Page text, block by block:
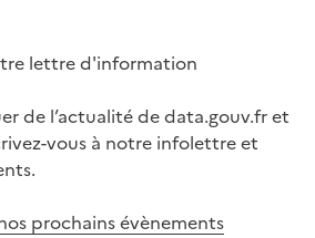
lettre d'information
de l’actualité de data.gouv.fr et
vous à notre infolettre et
prochains évènements